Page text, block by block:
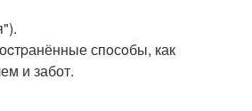
спoсoбы, как
и забот.